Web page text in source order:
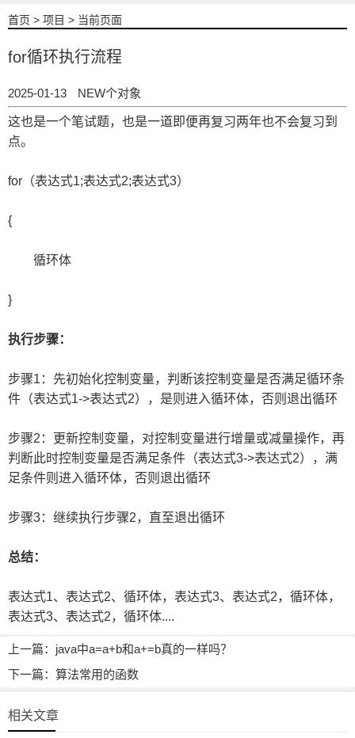
首页 > 项目 > 当前页面
for循环执行流程
2025-01-13 NEW个对象
这也是一个笔试题，也是一道即便再复习两年也不会复习到
点。
for（表达式1;表达式2;表达式3）
{
循环体
}
执行步骤：
步骤1：先初始化控制变量，判断该控制变量是否满足循环条
件（表达式1->表达式2），是则进入循环体，否则退出循环
步骤2：更新控制变量，对控制变量进行增量或减量操作，再
判断此时控制变量是否满足条件（表达式3->表达式2），满
足条件则进入循环体，否则退出循环
步骤3：继续执行步骤2，直至退出循环
总结：
表达式1、表达式2、循环体，表达式3、表达式2，循环体，
表达式3、表达式2，循环体....
上一篇： java中a=a+b和a+=b真的一样吗？
下一篇： 算法常用的函数
相关文章